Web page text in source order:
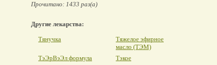
Прочитано: 1433 раз(а)
Другие лекарства:
Тянучка
Тяжелое эфирное
масло (ТЭМ)
ТэЭрВэЭл формула
Тэкое